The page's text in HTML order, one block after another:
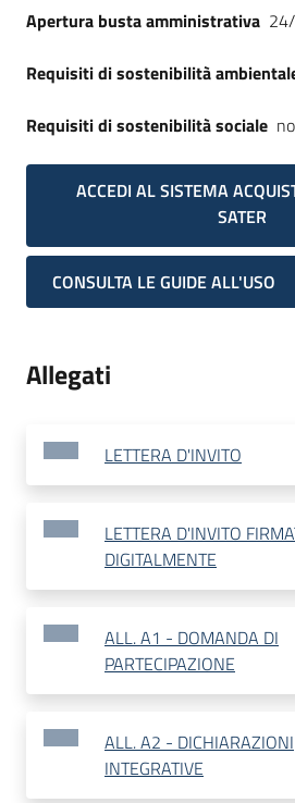
Apertura busta amministrativa
Requisiti di sostenibilità
Requisiti di sostenibilità sociale no
ACCEDI AL SISTEMA
SATER
CONSULTA LE GUIDE ALL'USO
Allegati
LETTERA D'INVITO
LETTERA D'INVITO
DIGITALMENTE
ALL. A1 - DOMANDA DI
PARTECIPAZIONE
ALL. A2 - DICHIARAZIONI
INTEGRATIVE